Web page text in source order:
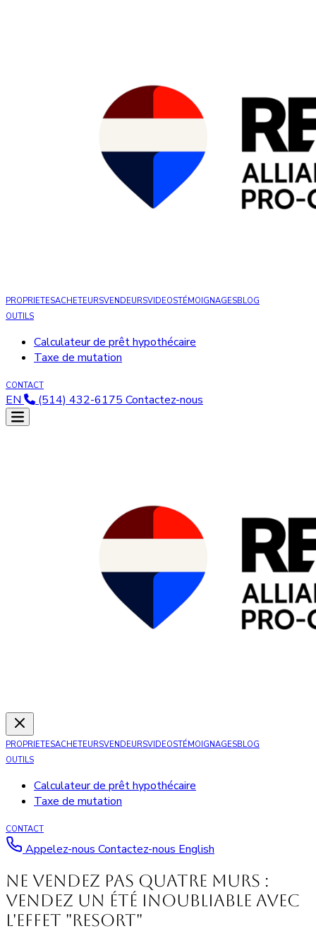
PROPRIETESACHETEURSVENDEURSVIDEOSTÉMOIGNAGESBLOG
OUTILS
Calculateur de prêt hypothécaire
Taxe de mutation
CONTACT
EN (514) 432-6175 Contactez-nous
PROPRIETESACHETEURSVENDEURSVIDEOSTÉMOIGNAGESBLOG
OUTILS
Calculateur de prêt hypothécaire
Taxe de mutation
CONTACT
Appelez-nous Contactez-nous English
Ne vendez pas quatre murs :
vendez un été inoubliable avec
l'effet "Resort"